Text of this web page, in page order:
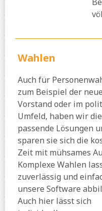
Wahlen
Auch für
zum Beispiel der neue
Vorstand oder im
Umfeld, haben wir die
passende Lösungen
sparen sie sich die
Zeit mit mühsames
Komplexe Wahlen
zuverlässig und
unsere Software
Auch hier lässt sich